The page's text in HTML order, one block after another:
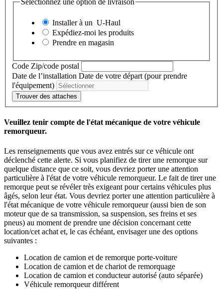
Sélectionnez une option de livraison
Installer à un U-Haul
Expédiez-moi les produits
Prendre en magasin
Code Zip/code postal
Date de l’installation Date de votre départ (pour prendre
l'équipement)
Trouver des attaches
Veuillez tenir compte de l'état mécanique de votre véhicule
remorqueur.
Les renseignements que vous avez entrés sur ce véhicule ont
déclenché cette alerte. Si vous planifiez de tirer une remorque sur
quelque distance que ce soit, vous devriez porter une attention
particulière à l'état de votre véhicule remorqueur. Le fait de tirer une
remorque peut se révéler très exigeant pour certains véhicules plus
âgés, selon leur état. Vous devriez porter une attention particulière à
l'état mécanique de votre véhicule remorqueur (aussi bien de son
moteur que de sa transmission, sa suspension, ses freins et ses
pneus) au moment de prendre une décision concernant cette
location/cet achat et, le cas échéant, envisager une des options
suivantes :
Location de camion et de remorque porte-voiture
Location de camion et de chariot de remorquage
Location de camion et conducteur autorisé (auto séparée)
Véhicule remorqueur différent